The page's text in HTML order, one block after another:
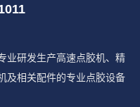
业研发生产高速点胶机、精
及相关配件的专业点胶设备